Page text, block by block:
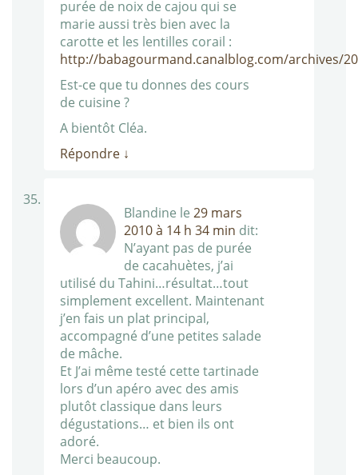
purée de noix de cajou qui se
marie aussi très bien avec la
carotte et les lentilles corail :
http://babagourmand.canalblog.com/archives/
Est-ce que tu donnes des cours
de cuisine ?
A bientôt Cléa.
Répondre ↓
Blandine le 29 mars
2010 à 14 h 34 min dit:
N’ayant pas de purée
de cacahuètes, j’ai
utilisé du Tahini…résultat…tout
simplement excellent. Maintenant
j’en fais un plat principal,
accompagné d’une petites salade
de mâche.
Et J’ai même testé cette tartinade
lors d’un apéro avec des amis
plutôt classique dans leurs
dégustations… et bien ils ont
adoré.
Merci beaucoup.